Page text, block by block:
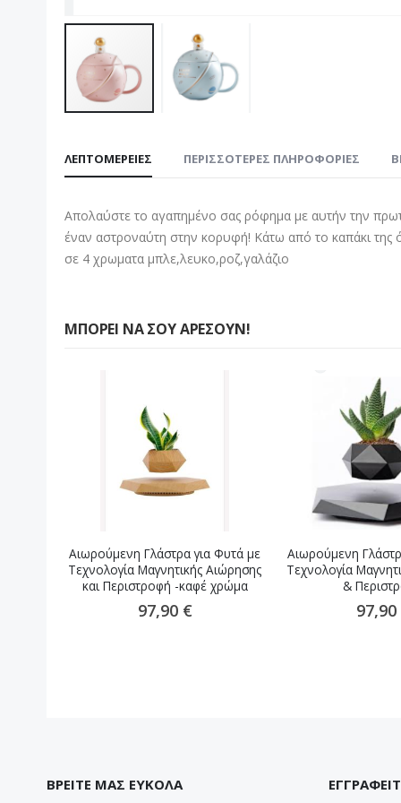
αρχή
συλλογής
εικόνων
ΛΕΠΤΟΜΈΡΕΙΕΣ
Απολαύστε το αγαπημένο σας ρόφημα με αυτήν την
έναν αστροναύτη στην κορυφή! Κάτω από το καπάκι της
σε 4 χρωματα μπλε,λευκο,ροζ,γαλάζιο
ΠΕΡΙΣΣΌΤΕΡΕΣ ΠΛΗΡΟΦΟΡΊΕΣ
ΜΠΟΡΕΊ ΝΑ ΣΟΥ ΑΡΈΣΟΥΝ!
Αιωρούμενη Γλάστρα για Φυτά με
Τεχνολογία Μαγνητικής Αιώρησης
και Περιστροφή -καφέ χρώμα
97,90 €
Αιωρούμενη
Τεχνολογία
&
97,90
ΒΡΕΙΤΕ ΜΑΣ ΕΥΚΟΛΑ